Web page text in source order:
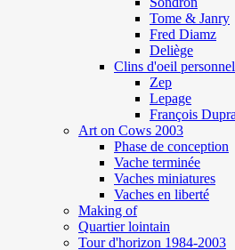
Tome & Janry
Fred Diamz
Deliège
Clins d'oeil
Zep
Lepage
François
Art on Cows 2003
Phase de conception
Vache terminée
Vaches miniatures
Vaches en liberté
Making of
Quartier lointain
Tour d'horizon 1984-2003